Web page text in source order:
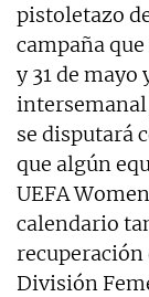
pistoletazo
campaña
y 31 de
se disputará
que algún
UEFA
calendario
recuperación
División